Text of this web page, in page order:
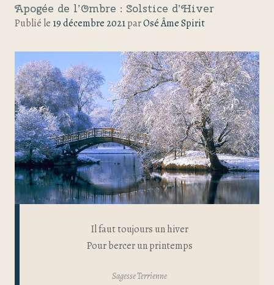
Apogée de l’Ombre : Solstice d’Hiver
Publié le 19 décembre 2021parOsé Âme Spirit
Il faut toujours un hiver
Pour bercer un printemps
Sagesse Terrienne